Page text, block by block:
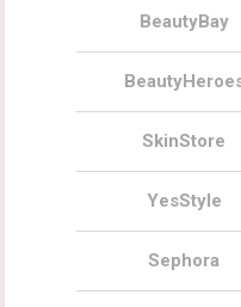
BeautyBay
SkinStore
YesStyle
Sephora